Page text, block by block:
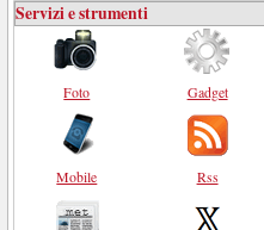
Servizi e strumenti
Foto
Mobile
Gadget
Rss